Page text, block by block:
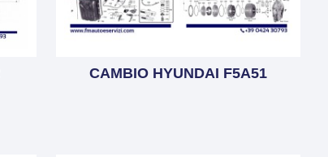
CAMBIO HYUNDAI F5A51